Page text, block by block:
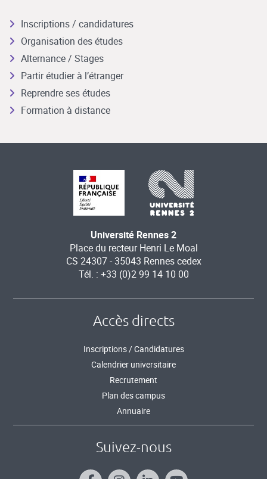
Inscriptions / candidatures
Organisation des études
Alternance / Stages
Partir étudier à l’étranger
Reprendre ses études
Formation à distance
Université Rennes 2
Place du recteur Henri Le Moal
CS 24307 - 35043 Rennes cedex
Tél. : +33 (0)2 99 14 10 00
Accès directs
Inscriptions / Candidatures
Calendrier universitaire
Recrutement
Plan des campus
Annuaire
Suivez-nous